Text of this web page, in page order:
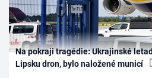
Na pokraji tragédie: Ukrajinské
Lipsku dron, bylo naložené municí